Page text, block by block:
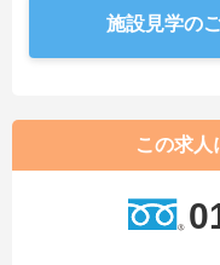
施設見学の
この求人